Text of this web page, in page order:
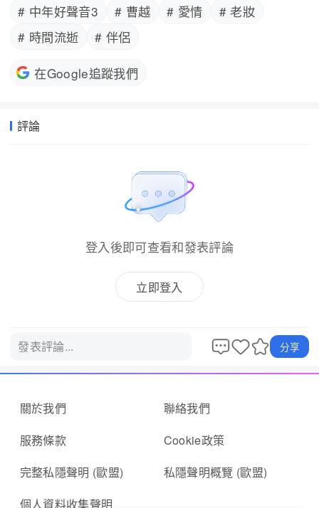
# 中年好聲音3
# 曹越 # 愛情
# 老妝
# 時間流逝
# 伴侶
在Google追蹤我們
評論
登入後即可查看和發表評論
立即登入
發表評論... 分享
關於我們
服務條款
完整私隱聲明 (歐盟)
個人資料收集聲明
聯絡我們
Cookie政策
私隱聲明概覽 (歐盟)